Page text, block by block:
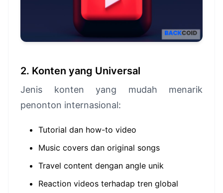
2. Konten yang Universal
Jenis konten yang mudah menarik
penonton internasional:
Tutorial dan how-to video
Music covers dan original songs
Travel content dengan angle unik
Reaction videos terhadap tren global